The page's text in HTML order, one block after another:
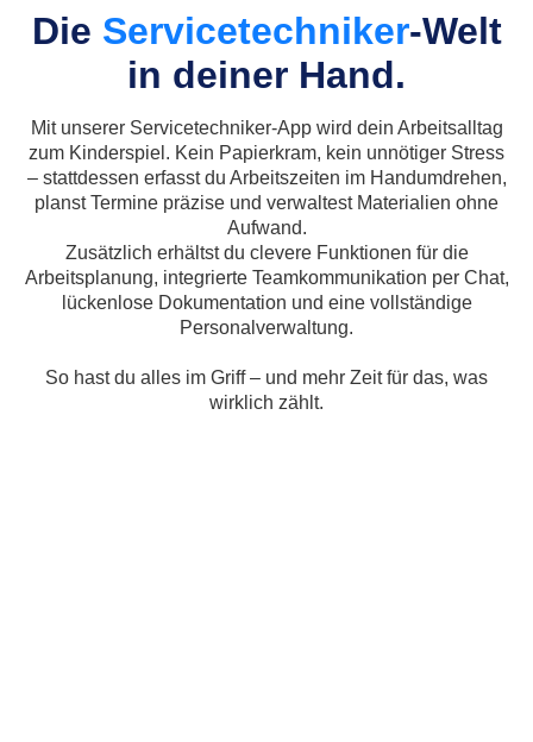
Die Servicetechniker-Welt
in deiner Hand.
Mit unserer Servicetechniker-App wird dein Arbeitsalltag
zum Kinderspiel. Kein Papierkram, kein unnötiger Stress
– stattdessen erfasst du Arbeitszeiten im Handumdrehen,
planst Termine präzise und verwaltest Materialien ohne
Aufwand.
Zusätzlich erhältst du clevere Funktionen für die
Arbeitsplanung, integrierte Teamkommunikation per Chat,
lückenlose Dokumentation und eine vollständige
Personalverwaltung.
So hast du alles im Griff – und mehr Zeit für das, was
wirklich zählt.